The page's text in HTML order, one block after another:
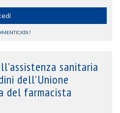
sanitaria
dell’Unione
del farmacista